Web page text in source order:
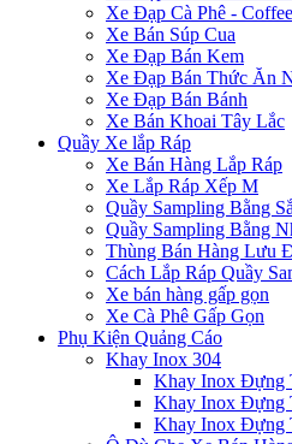
Xe Đạp Cà Phê -
Xe Bán Súp Cua
Xe Đạp Bán Kem
Xe Đạp Bán Thức Ăn
Xe Đạp Bán Bánh
Xe Bán Khoai Tây Lắc
Quầy Xe lắp Ráp
Xe Bán Hàng Lắp Ráp
Xe Lắp Ráp Xếp M
Quầy Sampling Bằng
Quầy Sampling Bằng
Thùng Bán Hàng Lưu
Cách Lắp Ráp Quầy
Xe bán hàng gấp gọn
Xe Cà Phê Gấp Gọn
Phụ Kiện Quảng Cáo
Khay Inox 304
Khay Inox Đựng
Khay Inox Đựng
Khay Inox Đựng